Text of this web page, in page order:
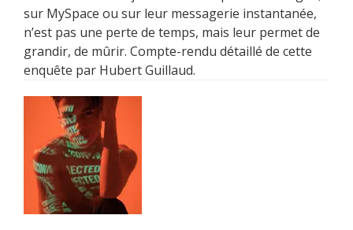
sur MySpace ou sur leur messagerie instantanée,
n’est pas une perte de temps, mais leur permet de
grandir, de mûrir. Compte-rendu détaillé de cette
enquête par Hubert Guillaud.